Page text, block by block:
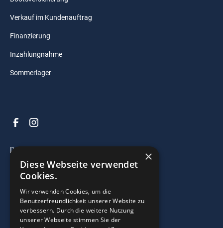
Verkauf im Kundenauftrag
Finanzierung
Inzahlungnahme
Sommerlager
© 2025 Razzo Bootscenter. All right reserved.
Datenschutz
Impressum
×
Diese Webseite verwendet
Cookies.
Wir verwenden Cookies, um die
Benutzerfreundlichkeit unserer Website zu
verbessern. Durch die weitere Nutzung
unserer Webseite stimmen Sie der